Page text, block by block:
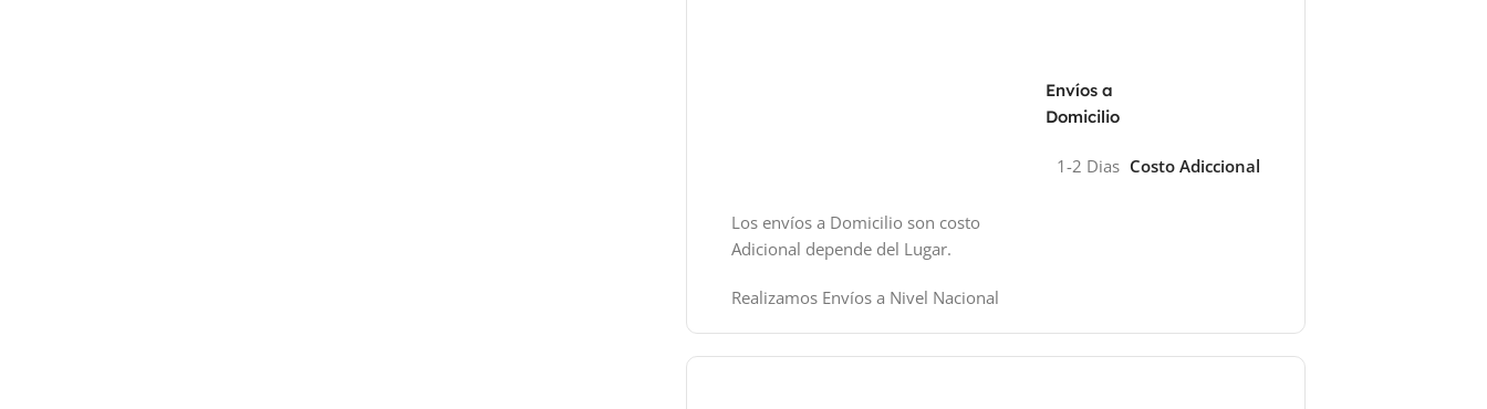
Envíos a
Domicilio
Los envíos a Domicilio son costo
Adicional depende del Lugar.
Realizamos Envíos a Nivel Nacional
1-2 Dias Costo Adiccional